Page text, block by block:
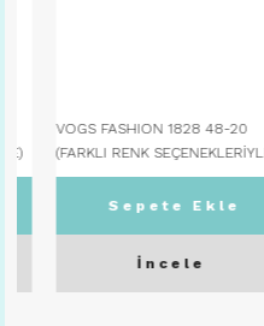
VOGS FASHION 1828 48-20
(FARKLI RENK SEÇENEKLERİYLE)
C08 TOPRAK
Sepete Ekle
İncele